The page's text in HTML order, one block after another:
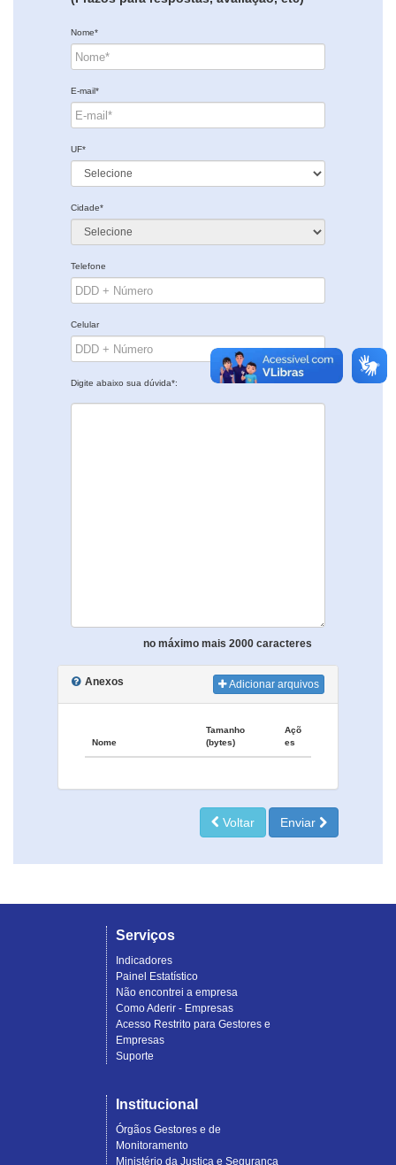
Nome*
E-mail*
UF*
Cidade*
Telefone
Celular
Digite abaixo sua dúvida*:
no máximo mais 2000 caracteres
Anexos Adicionar arquivos
Nome
Tamanho
(bytes)
Açõ
es
Voltar Enviar
Serviços
Indicadores
Painel Estatístico
Não encontrei a empresa
Como Aderir - Empresas
Acesso Restrito para Gestores e
Empresas
Suporte
Institucional
Órgãos Gestores e de
Monitoramento
Ministério da Justiça e Segurança